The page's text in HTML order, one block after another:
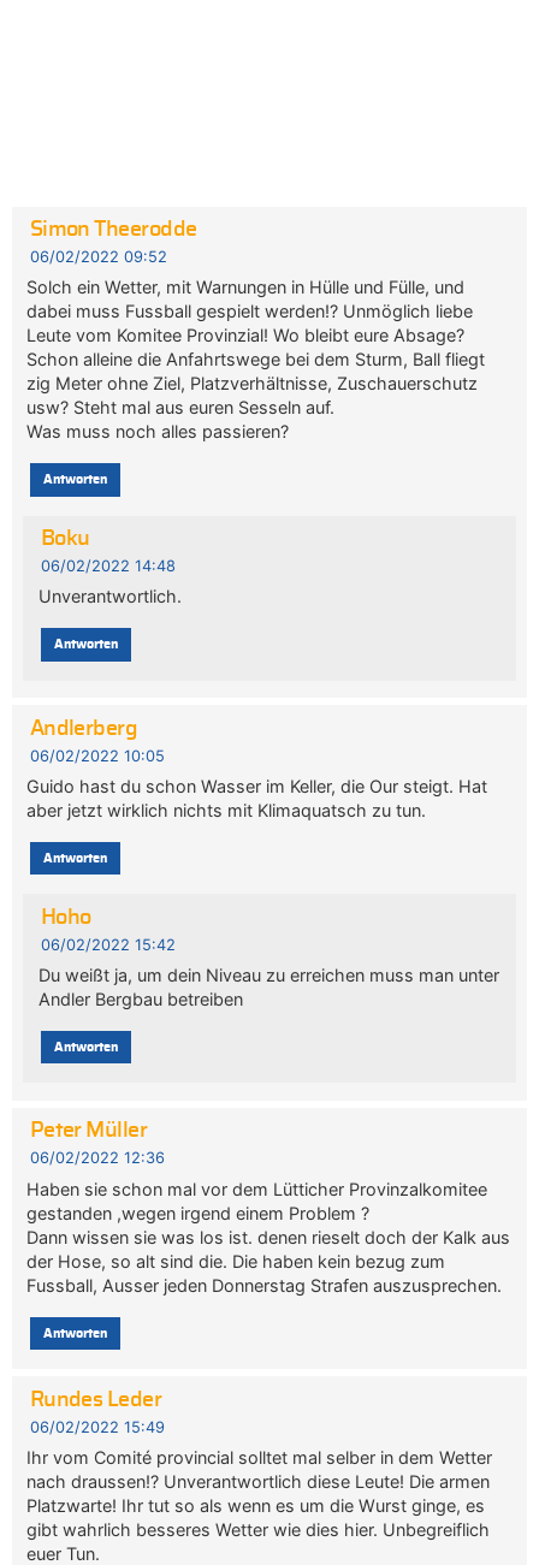
Simon Theerodde
06/02/2022 09:52
Solch ein Wetter, mit Warnungen in Hülle und Fülle, und
dabei muss Fussball gespielt werden!? Unmöglich liebe
Leute vom Komitee Provinzial! Wo bleibt eure Absage?
Schon alleine die Anfahrtswege bei dem Sturm, Ball fliegt
zig Meter ohne Ziel, Platzverhältnisse, Zuschauerschutz
usw? Steht mal aus euren Sesseln auf.
Was muss noch alles passieren?
Antworten
Boku
06/02/2022 14:48
Unverantwortlich.
Antworten
Andlerberg
06/02/2022 10:05
Guido hast du schon Wasser im Keller, die Our steigt. Hat
aber jetzt wirklich nichts mit Klimaquatsch zu tun.
Antworten
Hoho
06/02/2022 15:42
Du weißt ja, um dein Niveau zu erreichen muss man unter
Andler Bergbau betreiben
Antworten
Peter Müller
06/02/2022 12:36
Haben sie schon mal vor dem Lütticher Provinzalkomitee
gestanden ,wegen irgend einem Problem ?
Dann wissen sie was los ist. denen rieselt doch der Kalk aus
der Hose, so alt sind die. Die haben kein bezug zum
Fussball, Ausser jeden Donnerstag Strafen auszusprechen.
Antworten
Rundes Leder
06/02/2022 15:49
Ihr vom Comité provincial solltet mal selber in dem Wetter
nach draussen!? Unverantwortlich diese Leute! Die armen
Platzwarte! Ihr tut so als wenn es um die Wurst ginge, es
gibt wahrlich besseres Wetter wie dies hier. Unbegreiflich
euer Tun.